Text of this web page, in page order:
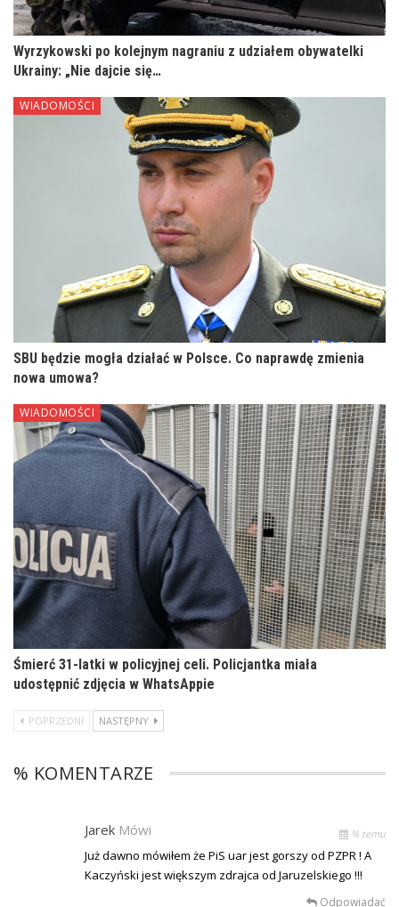
Wyrzykowski po kolejnym nagraniu z udziałem obywatelki
Ukrainy: „Nie dajcie się…
WIADOMOŚCI
SBU będzie mogła działać w Polsce. Co naprawdę zmienia
nowa umowa?
WIADOMOŚCI
Śmierć 31-latki w policyjnej celi. Policjantka miała
udostępnić zdjęcia w WhatsAppie
POPRZEDNI NASTĘPNY
% KOMENTARZE
Jarek Mówi % temu
Już dawno mówiłem że PiS uar jest gorszy od PZPR ! A
Kaczyński jest większym zdrajca od Jaruzelskiego !!!
Odpowiadać